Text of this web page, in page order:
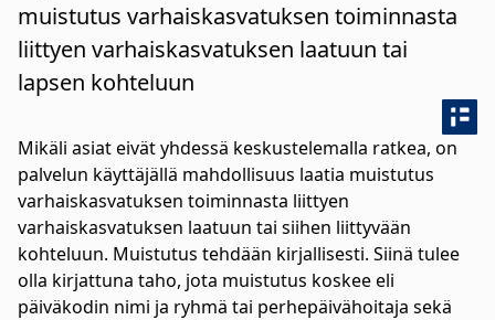
muistutus varhaiskasvatuksen toiminnasta
liittyen varhaiskasvatuksen laatuun tai
lapsen kohteluun
Mikäli asiat eivät yhdessä keskustelemalla ratkea, on
palvelun käyttäjällä mahdollisuus laatia muistutus
varhaiskasvatuksen toiminnasta liittyen
varhaiskasvatuksen laatuun tai siihen liittyvään
kohteluun. Muistutus tehdään kirjallisesti. Siinä tulee
olla kirjattuna taho, jota muistutus koskee eli
päiväkodin nimi ja ryhmä tai perhepäivähoitaja sekä